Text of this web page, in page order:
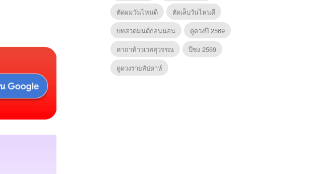
ตัดผมวันไหนดี
ตัดเล็บวันไหนดี
บทสวดมนต์ก่อนนอน
ดูดวงปี 2569
คาถาท้าวเวสสุวรรณ
ปีชง 2569
ดูดวงรายสัปดาห์